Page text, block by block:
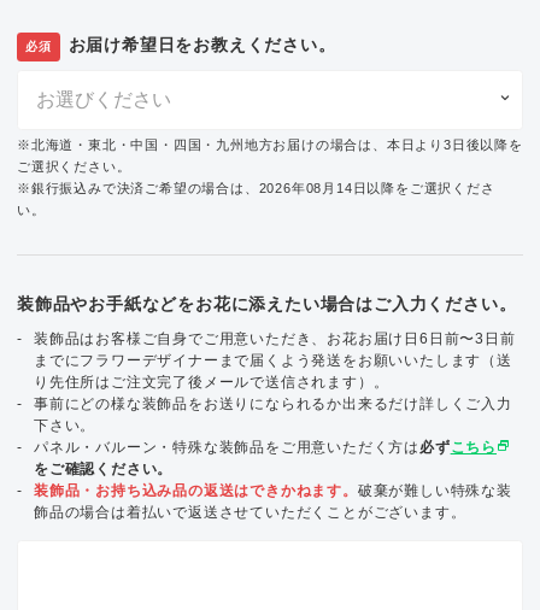
必須 お届け希望日をお教えください。
※北海道・東北・中国・四国・九州地方お届けの場合は、本日より3日後以降を
ご選択ください。
※銀行振込みで決済ご希望の場合は、2026年08月14日以降をご選択くださ
い。
装飾品やお手紙などをお花に添えたい場合はご入力ください。
装飾品はお客様ご自身でご用意いただき、お花お届け日6日前〜3日前
までにフラワーデザイナーまで届くよう発送をお願いいたします（送
り先住所はご注文完了後メールで送信されます）。
事前にどの様な装飾品をお送りになられるか出来るだけ詳しくご入力
下さい。
パネル・バルーン・特殊な装飾品をご用意いただく方は 必ずこちら select_window
をご確認ください。
装飾品・お持ち込み品の返送はできかねます。 破棄が難しい特殊な装
飾品の場合は着払いで返送させていただくことがございます。